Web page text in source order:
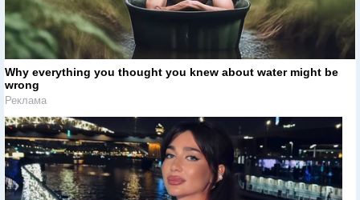
Why everything you thought you knew about water might be
wrong
Реклама